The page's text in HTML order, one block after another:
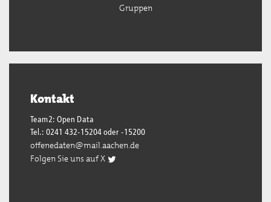
Gruppen
Kontakt
Team2: Open Data
Tel.: 0241 432-15204 oder -15200
offenedaten@mail.aachen.de
Folgen Sie uns auf X